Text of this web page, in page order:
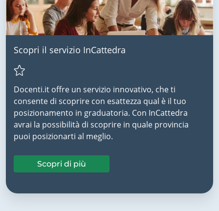
Scopri il servizio InCattedra
Docenti.it offre un servizio innovativo, che ti
consente di scoprire con esattezza qual è il tuo
posizionamento in graduatoria. Con InCattedra
avrai la possibilità di scoprire in quale provincia
puoi posizionarti al meglio.
Scopri di più